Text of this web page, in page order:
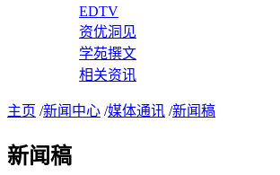
EDTV
资优洞见
学苑撰文
相关资讯
主页 /新闻中心 /媒体通讯 /新闻稿
新闻稿